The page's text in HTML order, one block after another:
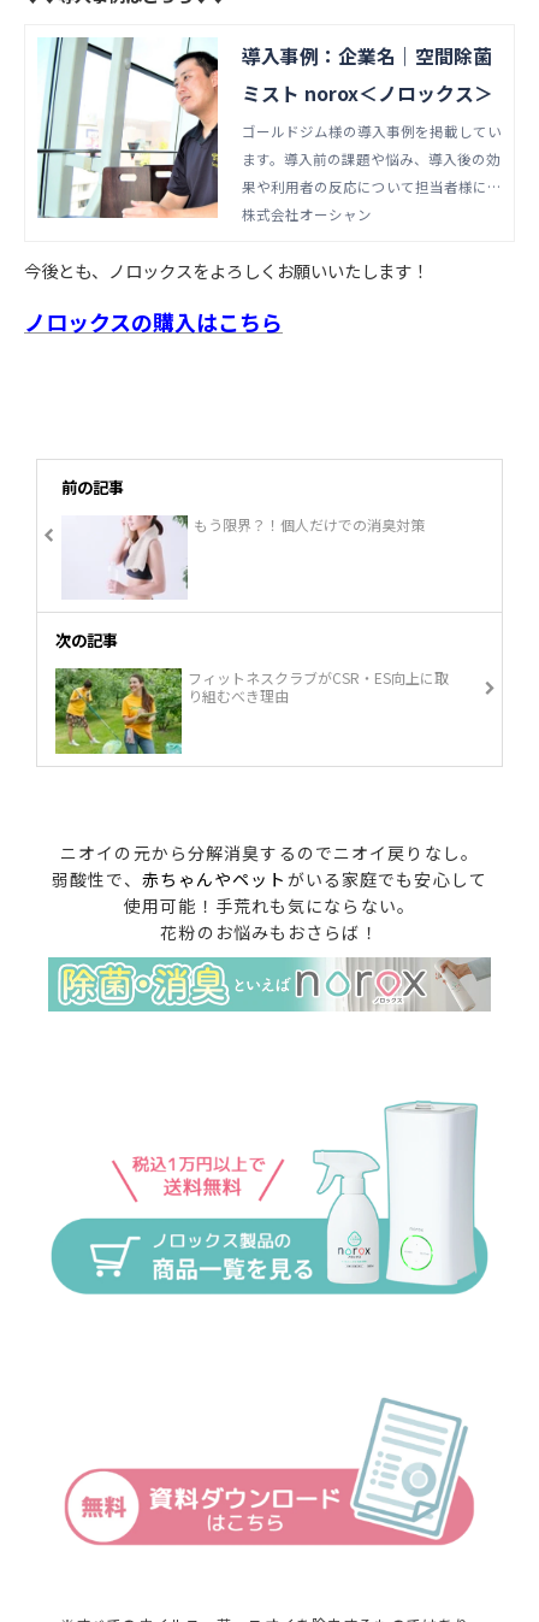
導入事例：企業名｜空間除菌
ミスト norox＜ノロックス＞
ゴールドジム様の導入事例を掲載してい
ます。導入前の課題や悩み、導入後の効
果や利用者の反応について担当者様にイ
ンタビューを実施しました。ノロックス
医療施設、幼稚園、学習塾など多くの企
株式会社オーシャン
今後とも、ノロックスをよろしくお願いいたします！
ノロックスの購入はこちら
前の記事
もう限界？！個人だけでの消臭対策
次の記事
フィットネスクラブがCSR・ES向上に取
り組むべき理由
ニオイの元から分解消臭するのでニオイ戻りなし。
弱酸性で、 赤ちゃんやペット がいる家庭でも安心して
使用可能！手荒れも気にならない。
花粉のお悩みもおさらば！